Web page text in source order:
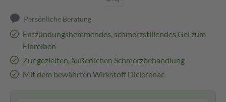
Persönliche Beratung
Entzündungshemmendes, schmerzstillendes Gel zum
Einreiben
Zur gezielten, äußerlichen Schmerzbehandlung
Mit dem bewährten Wirkstoff Diclofenac